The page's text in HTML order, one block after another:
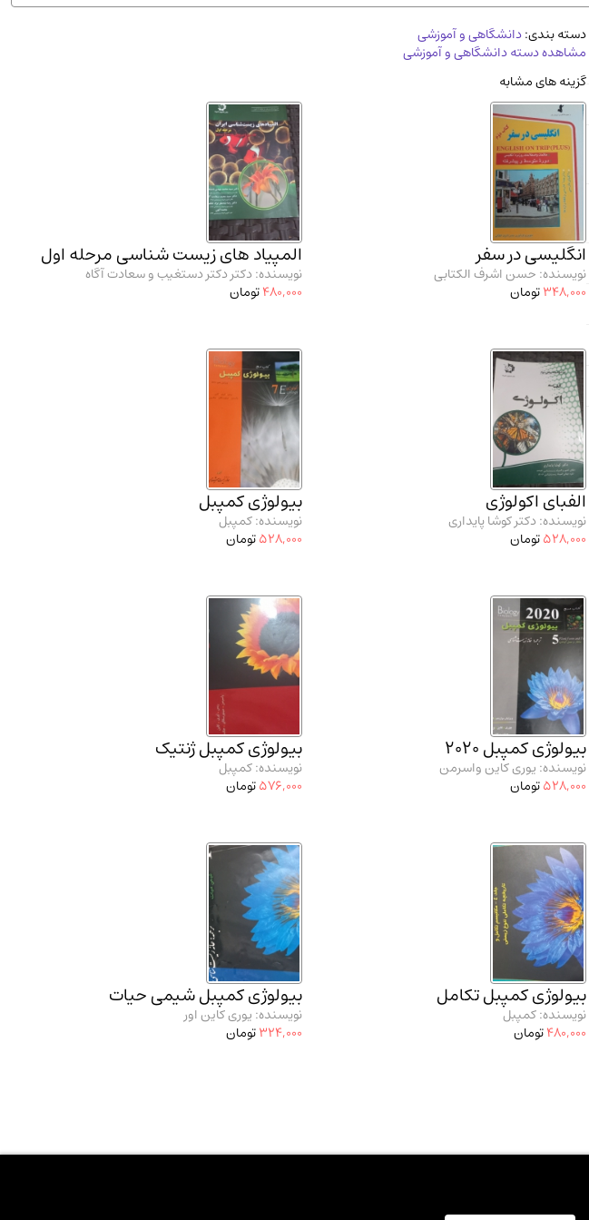
دسته بندی:دانشگاهی و آموزشی
مشاهده دسته دانشگاهی و آموزشی
گزینه های مشابه
انگلیسی در سفر
نویسنده: حسن اشرف الکتابی
348,000تومان
المپیاد های زیست شناسی مرحله اول
نویسنده: دکتر دکتر دستغیب و سعادت آگاه
480,000تومان
الفبای اکولوژی
نویسنده: دکتر کوشا پایداری
528,000تومان
بیولوژی کمپبل
نویسنده: کمپبل
528,000تومان
بیولوژی کمپبل 2020
نویسنده: یوری کاین واسرمن
528,000تومان
بیولوژی کمپبل ژنتیک
نویسنده: کمپبل
576,000تومان
بیولوژی کمپبل تکامل
نویسنده: کمپبل
480,000تومان
بیولوژی کمپبل شیمی حیات
نویسنده: یوری کاین اور
324,000تومان